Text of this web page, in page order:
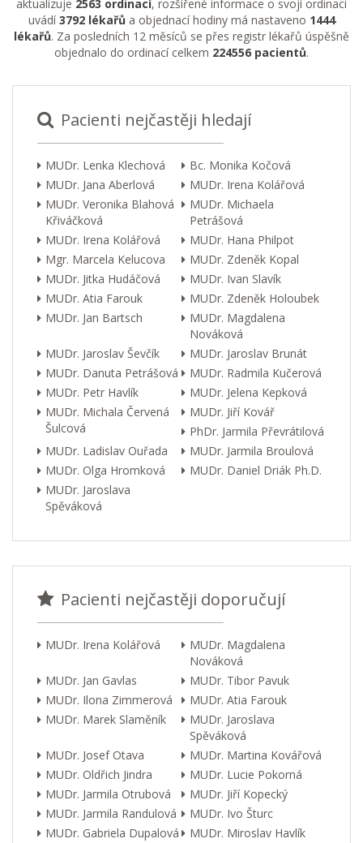
aktualizuje 2563 ordinací, rozšířené informace o svojí ordinaci
uvádí3792 lékařů a objednací hodiny má nastaveno 1444
lékařů. Za posledních 12 měsíců se přes registr lékařů úspěšně
objednalo do ordinací celkem 224556 pacientů.
Pacienti nejčastěji hledají
MUDr. Lenka Klechová
Bc. Monika Kočová
MUDr. Jana Aberlová
MUDr. Irena Kolářová
MUDr. Veronika Blahová
Křiváčková
MUDr. Michaela
Petrášová
MUDr. Irena Kolářová
MUDr. Hana Philpot
Mgr. Marcela Kelucova
MUDr. Zdeněk Kopal
MUDr. Jitka Hudáčová
MUDr. Ivan Slavík
MUDr. Atia Farouk
MUDr. Zdeněk Holoubek
MUDr. Jan Bartsch
MUDr. Magdalena
Nováková
MUDr. Jaroslav Ševčík
MUDr. Jaroslav Brunát
MUDr. Danuta Petrášová
MUDr. Radmila Kučerová
MUDr. Petr Havlík
MUDr. Jelena Kepková
MUDr. Michala Červená
Šulcová
MUDr. Jiří Kovář
PhDr. Jarmila Převrátilová
MUDr. Ladislav Ouřada
MUDr. Jarmila Broulová
MUDr. Olga Hromková
MUDr. Daniel Driák Ph.D.
MUDr. Jaroslava
Spěváková
Pacienti nejčastěji doporučují
MUDr. Irena Kolářová
MUDr. Magdalena
Nováková
MUDr. Jan Gavlas
MUDr. Tibor Pavuk
MUDr. Ilona Zimmerová
MUDr. Atia Farouk
MUDr. Marek Slaměník
MUDr. Jaroslava
Spěváková
MUDr. Josef Otava
MUDr. Martina Kovářová
MUDr. Oldřich Jindra
MUDr. Lucie Pokorná
MUDr. Jarmila Otrubová
MUDr. Jiří Kopecký
MUDr. Jarmila Randulová
MUDr. Ivo Šturc
MUDr. Gabriela Dupalová
MUDr. Miroslav Havlík